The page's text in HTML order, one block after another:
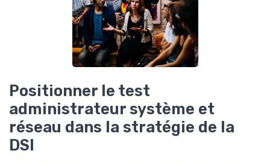
Positionner le test
administrateur système et
réseau dans la stratégie de la
DSI